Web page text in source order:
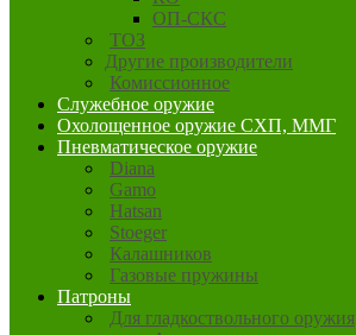
ОП-СКС
ТОЗ
Другие производители
Комиссионное
Служебное оружие
Охолощенное оружие СХП, ММГ
Пневматическое оружие
Diana
Gamo
Hatsan
Stoeger
Калашников
Газовые пружины
Патроны
Для гладкоствольного оружия